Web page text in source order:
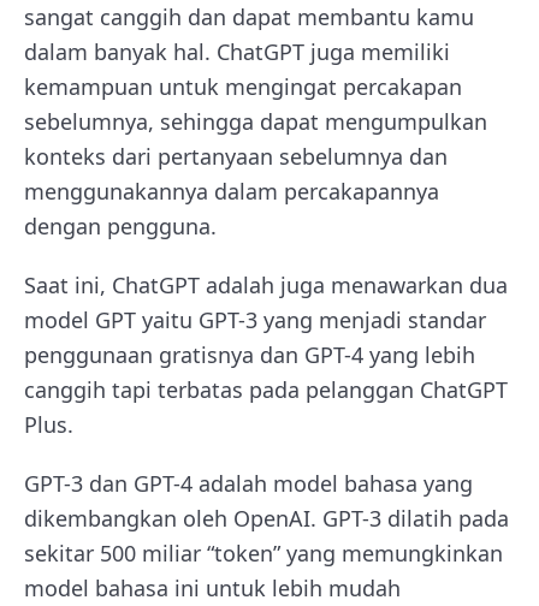
sangat canggih dan dapat membantu kamu
dalam banyak hal. ChatGPT juga memiliki
kemampuan untuk mengingat percakapan
sebelumnya, sehingga dapat mengumpulkan
konteks dari pertanyaan sebelumnya dan
menggunakannya dalam percakapannya
dengan pengguna.
Saat ini, ChatGPT adalah juga menawarkan dua
model GPT yaitu GPT-3 yang menjadi standar
penggunaan gratisnya dan GPT-4 yang lebih
canggih tapi terbatas pada pelanggan ChatGPT
Plus.
GPT-3 dan GPT-4 adalah model bahasa yang
dikembangkan oleh OpenAI. GPT-3 dilatih pada
sekitar 500 miliar “token” yang memungkinkan
model bahasa ini untuk lebih mudah